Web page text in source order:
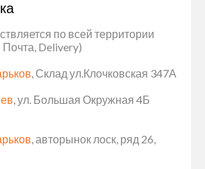
по всей территории
Delivery)
, Склад ул.Клочковская 347А
, ул. Большая Окружная 4Б
, авторынок лоск, ряд 26,